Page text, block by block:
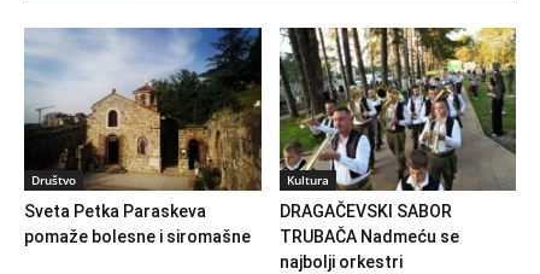
Društvo
Sveta Petka Paraskeva
pomaže bolesne i siromašne
Kultura
DRAGAČEVSKI SABOR
TRUBAČA Nadmeću se
najbolji orkestri